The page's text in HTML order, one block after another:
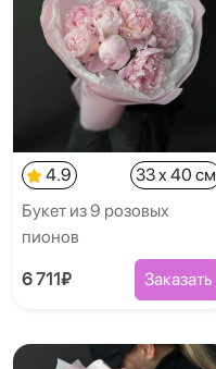
4.9
33 x 40 см
Букет из 9 розовых
пионов
6 711₽ Заказать